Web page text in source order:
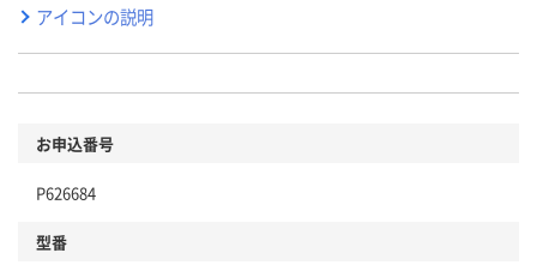
アイコンの説明
お申込番号
P626684
型番